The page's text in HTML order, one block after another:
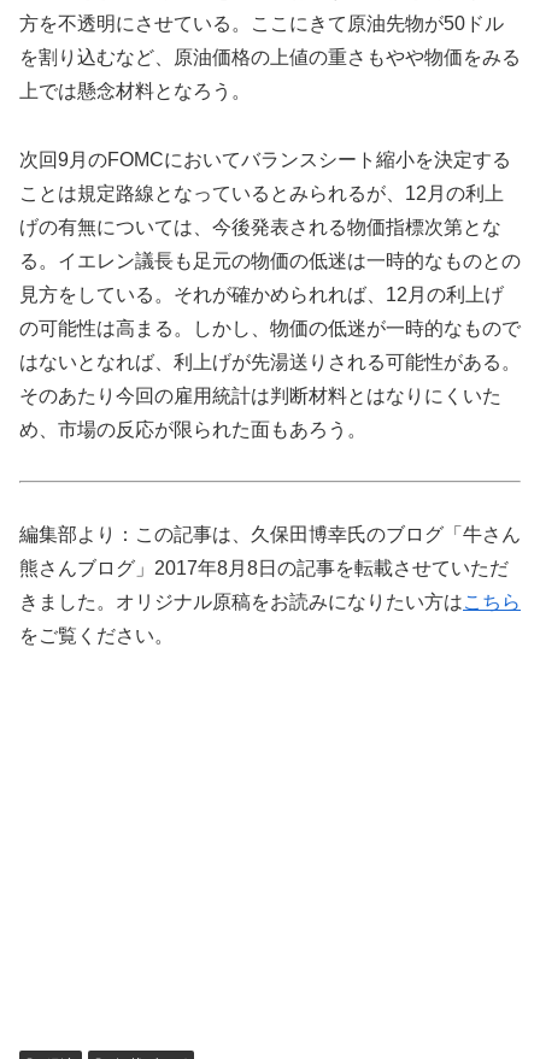
方を不透明にさせている。ここにきて原油先物が50ドル
を割り込むなど、原油価格の上値の重さもやや物価をみる
上では懸念材料となろう。
次回9月のFOMCにおいてバランスシート縮小を決定する
ことは規定路線となっているとみられるが、12月の利上
げの有無については、今後発表される物価指標次第とな
る。イエレン議長も足元の物価の低迷は一時的なものとの
見方をしている。それが確かめられれば、12月の利上げ
の可能性は高まる。しかし、物価の低迷が一時的なもので
はないとなれば、利上げが先湯送りされる可能性がある。
そのあたり今回の雇用統計は判断材料とはなりにくいた
め、市場の反応が限られた面もあろう。
編集部より：この記事は、久保田博幸氏のブログ「牛さん
熊さんブログ」2017年8月8日の記事を転載させていただ
きました。オリジナル原稿をお読みになりたい方はこちら
をご覧ください。